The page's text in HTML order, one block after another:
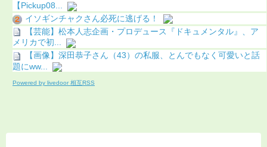
【Pickup08...
イソギンチャクさん必死に逃げる！
【芸能】松本人志企画・プロデュース『ドキュメンタル』、ア
メリカで初...
【画像】深田恭子さん（43）の私服、とんでもなく可愛いと話
題にww...
Powered by livedoor 相互RSS